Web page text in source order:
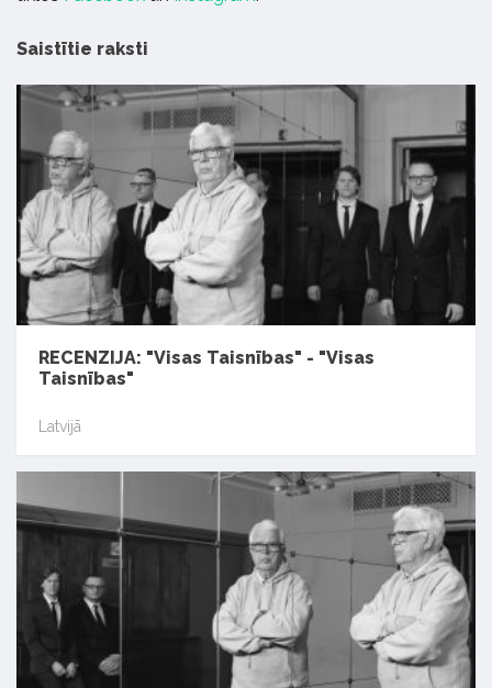
Saistītie raksti
RECENZIJA: "Visas Taisnības" - "Visas
Taisnības"
Latvijā